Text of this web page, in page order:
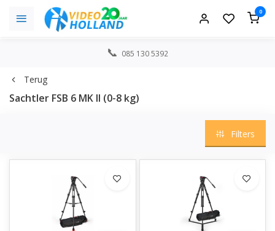
0
085 130 5392
Terug
Sachtler FSB 6 MK II (0-8 kg)
Filters